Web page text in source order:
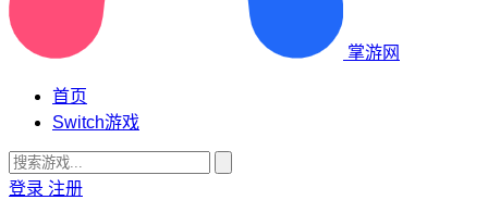
掌游网
首页
Switch游戏
登录 注册